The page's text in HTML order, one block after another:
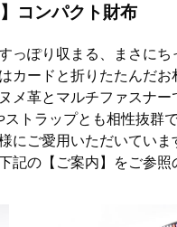
コンパクト財布
っぽり収まる、まさに
カードと折りたたんだお
メ革とマルチファスナー
トラップとも相性抜群
にご愛用いただいていま
記の【ご案内】をご参照